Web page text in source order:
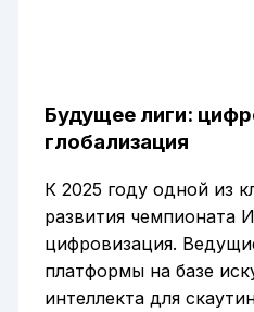
Будущее лиги:
глобализация
К 2025 году одной из
развития чемпионата
цифровизация.
платформы на базе
интеллекта для